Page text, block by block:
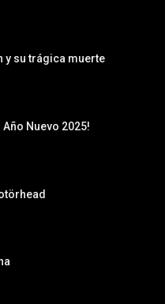
y su trágica muerte
Año Nuevo 2025!